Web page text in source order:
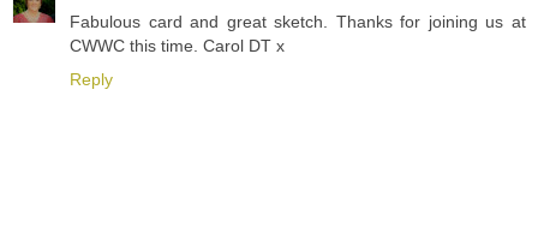
Fabulous card and great sketch. Thanks for joining us at
CWWC this time. Carol DT x
Reply